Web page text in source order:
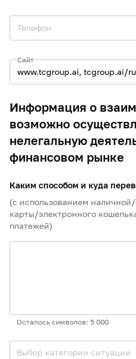
Телефон
Сайт
Информация о
возможно
нелегальную
финансовом рынке
Каким способом и куда
(с использованием
карты/электронного
платежей)
Осталось символов: 5 000
Выбор категории ситуации